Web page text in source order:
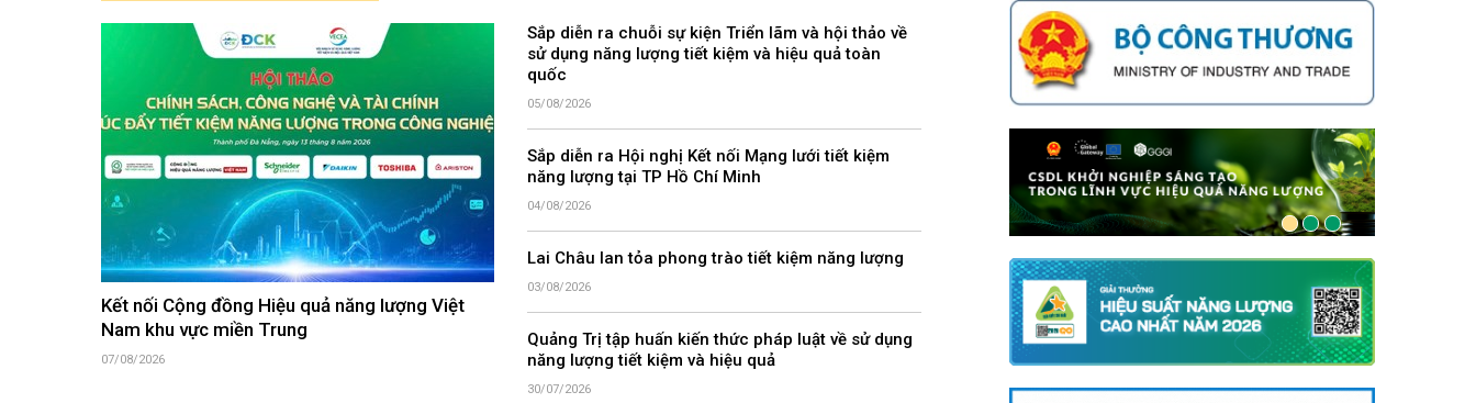
Kết nối Cộng đồng Hiệu quả năng lượng Việt
Nam khu vực miền Trung
07/08/2026
Sắp diễn ra chuỗi sự kiện Triển lãm và hội thảo về
sử dụng năng lượng tiết kiệm và hiệu quả toàn
quốc
05/08/2026
Sắp diễn ra Hội nghị Kết nối Mạng lưới tiết kiệm
năng lượng tại TP Hồ Chí Minh
04/08/2026
Lai Châu lan tỏa phong trào tiết kiệm năng lượng
03/08/2026
Quảng Trị tập huấn kiến thức pháp luật về sử dụng
năng lượng tiết kiệm và hiệu quả
30/07/2026